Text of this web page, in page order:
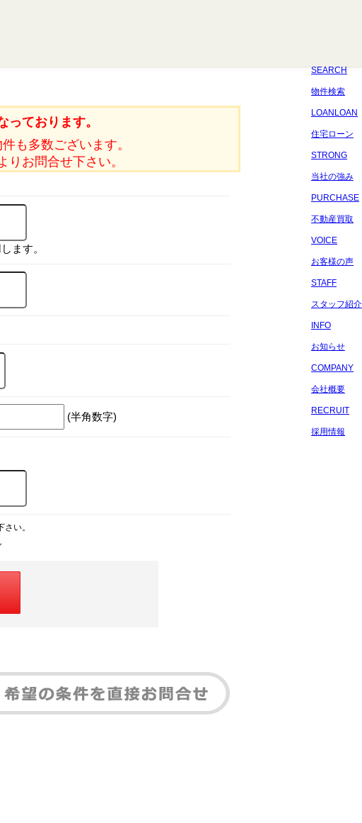
SEARCH
物件検索
LOANLOAN
住宅ローン
STRONG
当社の強み
PURCHASE
不動産買取
VOICE
お客様の声
STAFF
スタッフ紹介
INFO
お知らせ
COMPANY
会社概要
RECRUIT
採用情報
っております。
も多数ございます。
りお問合せ下さい。
ます。
(半角数字)
い。